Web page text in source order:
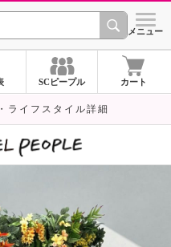
シメニュー
SCピープル カート
ライフスタイル詳細